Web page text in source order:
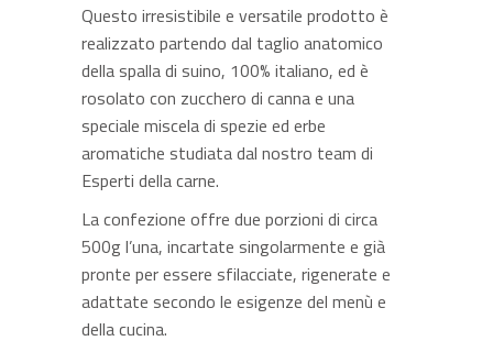
Questo irresistibile e versatile prodotto è
realizzato partendo dal taglio anatomico
della spalla di suino, 100% italiano, ed è
rosolato con zucchero di canna e una
speciale miscela di spezie ed erbe
aromatiche studiata dal nostro team di
Esperti della carne.
La confezione offre due porzioni di circa
500g l’una, incartate singolarmente e già
pronte per essere sfilacciate, rigenerate e
adattate secondo le esigenze del menù e
della cucina.